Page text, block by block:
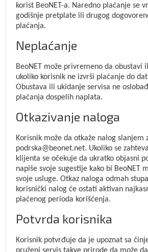
korist BeoNET-a. Naredno plaćanje se
godišnje pretplate ili drugog
plaćanja.
Neplaćanje
BeoNET može privremeno da obustavi
ukoliko korisnik ne izvrši plaćanje do
Obustava ili ukidanje servisa ne
plaćanja dospelih naplata.
Otkazivanje naloga
Korisnik može da otkaže nalog slanjem
podrska@beonet.net. Ukoliko se
klijenta se očekuje da ukratko objasni
napiše svoje sugestije kako bi BeoNET
svoje usluge. Otkaz naloga odmah
korisnički nalog će ostati aktivan
plaćenog perioda korišćenja.
Potvrda korisnika
Korisnik potvrđuje da je upoznat sa